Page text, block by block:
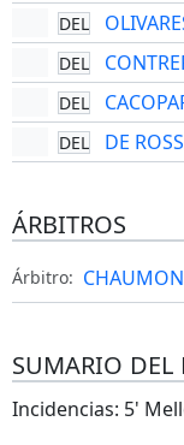
DEL
DEL
DEL
DEL DE
ÁRBITROS
Árbitro:
SUMARIO DEL
Incidencias: 5'